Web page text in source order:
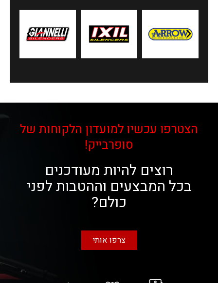
הצטרפו עכשיו למועדון הלקוחות של
סופרבייק!
רוצים להיות מעודכנים
בכל המבצעים וההטבות לפני
כולם?
צרפו אותי